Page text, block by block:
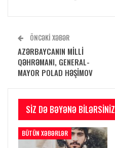
ÖNCƏKI XƏBƏR
AZƏRBAYCANIN MİLLİ
QƏHRƏMANI, GENERAL-
MAYOR POLAD HƏŞİMOV
SIZ DƏ BƏYƏNƏ BILƏRSINIZ
BÜTÜN XƏBƏRLƏR